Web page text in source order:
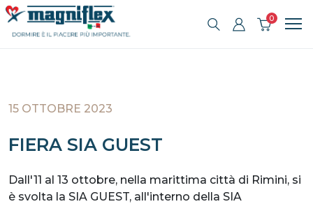
0
15 OTTOBRE 2023
FIERA SIA GUEST
Dall'11 al 13 ottobre, nella marittima città di Rimini, si
è svolta la SIA GUEST, all'interno della SIA